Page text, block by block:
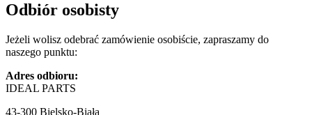
Odbiór osobisty
Jeżeli wolisz odebrać zamówienie osobiście, zapraszamy do
naszego punktu:
Adres odbioru:
IDEAL PARTS
43-300 Bielsko-Biała